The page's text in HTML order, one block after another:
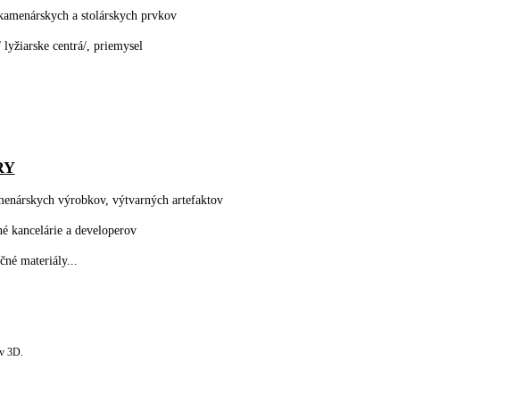
a stolárskych prvkov
centrá/, priemysel
výrobkov, výtvarných artefaktov
kancelárie a developerov
materiály...
3D.